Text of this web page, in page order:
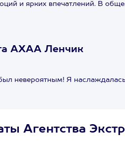
и ярких впечатлений. В
АХАА Ленчик
невероятным! Я
Агентства